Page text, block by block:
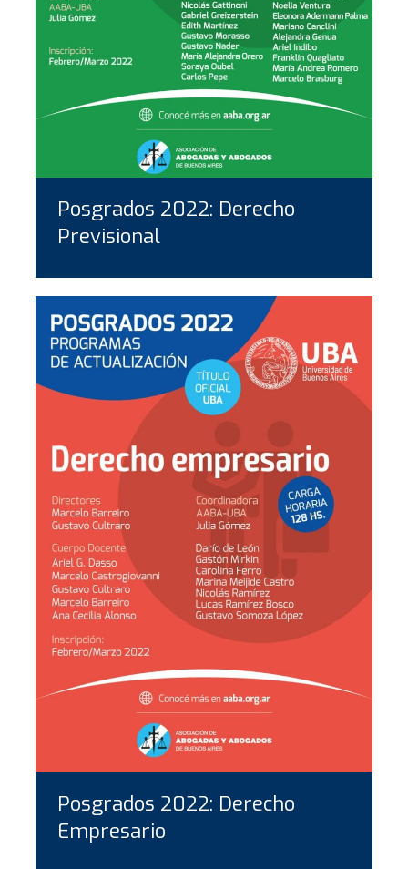
Posgrados 2022: Derecho
Previsional
Posgrados 2022: Derecho
Empresario